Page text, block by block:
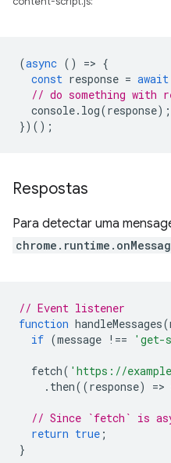
(async () => {
const response = await
// do something with
console. log(response);
})();
Respostas
Para detectar uma
// Event listener
function handleMessages(
if (message !== 'get-
fetch( 'https://
. then((response) =>
// Since `fetch` is
return true ;
}